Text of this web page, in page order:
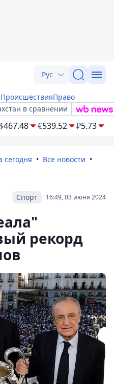
Рус
ПроисшествияПраво
в сравнении
$467.48 €539.52 ₽5.73
сегодня
Все новости
16:49, 03 июня 2024
Спорт
рекорд